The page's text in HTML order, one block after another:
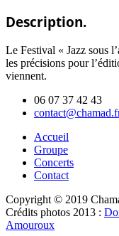
Description.
Le Festival « Jazz sous
les précisions pour
viennent.
06 07 37 42 43
Accueil
Groupe
Concerts
Contact
Copyright © 2019
Crédits photos 2013 :
Amouroux